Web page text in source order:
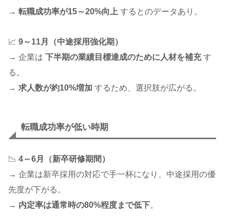
→ 転職成功率が15～20%向上 するとのデータあり。
📈 9～11月（中途採用強化期）
→ 企業は 下半期の業績目標達成のために人材を補充す
る。
→ 求人数が約10%増加 するため、選択肢が広がる。
転職成功率が低い時期
📉 4～6月（新卒研修期間）
→ 企業は新卒採用の対応で手一杯になり、中途採用の優
先度が下がる。
→ 内定率は通常時の80%程度まで低下。